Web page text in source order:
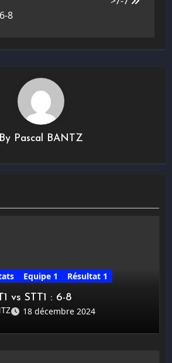
8
By Pascal BANTZ
Equipe 1
Résultat 1
vs STT1 : 6-8
18 décembre 2024